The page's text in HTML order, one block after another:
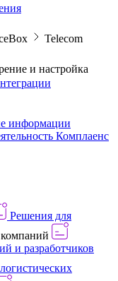
Telecom
и настройка
информации
Комплаенс
Решения для
и разработчиков